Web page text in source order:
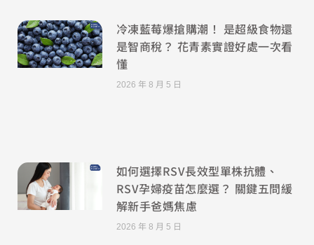
冷凍藍莓爆搶購潮！ 是超級食物還
是智商稅？ 花青素實證好處一次看
懂
2026 年 8 月 5 日
如何選擇RSV長效型單株抗體、
RSV孕婦疫苗怎麼選？ 關鍵五問緩
解新手爸媽焦慮
2026 年 8 月 5 日